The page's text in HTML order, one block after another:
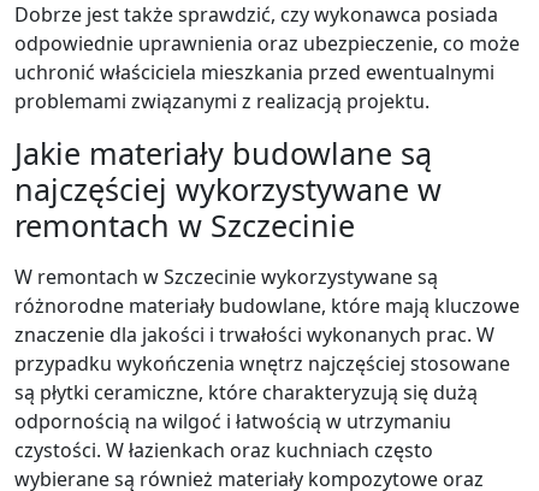
Dobrze jest także sprawdzić, czy wykonawca posiada
odpowiednie uprawnienia oraz ubezpieczenie, co może
uchronić właściciela mieszkania przed ewentualnymi
problemami związanymi z realizacją projektu.
Jakie materiały budowlane są
najczęściej wykorzystywane w
remontach w Szczecinie
W remontach w Szczecinie wykorzystywane są
różnorodne materiały budowlane, które mają kluczowe
znaczenie dla jakości i trwałości wykonanych prac. W
przypadku wykończenia wnętrz najczęściej stosowane
są płytki ceramiczne, które charakteryzują się dużą
odpornością na wilgoć i łatwością w utrzymaniu
czystości. W łazienkach oraz kuchniach często
wybierane są również materiały kompozytowe oraz